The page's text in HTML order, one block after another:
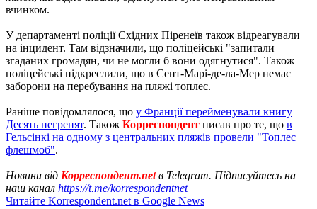
вчинком.
У департаменті поліції Східних Піренеїв також відреагували
на інцидент. Там відзначили, що поліцейські "запитали
згаданих громадян, чи не могли б вони одягнутися". Також
поліцейські підкреслили, що в Сент-Марі-де-ла-Мер немає
заборони на перебування на пляжі топлес.
Раніше повідомлялося, що у Франції перейменували книгу
Десять негренят. Також Корреспондент писав про те, що в
Гельсінкі на одному з центральних пляжів провели "Топлес
флешмоб".
Новини від Корреспондент.netв Telegram. Підписуйтесь на
наш канал https://t.me/korrespondentnet
Читайте Korrespondent.net в Google News